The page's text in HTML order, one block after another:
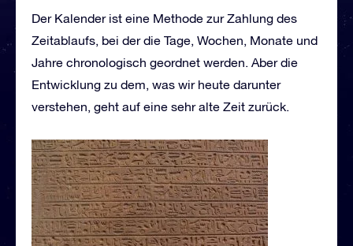
Der Kalender ist eine Methode zur Zahlung des
Zeitablaufs, bei der die Tage, Wochen, Monate und
Jahre chronologisch geordnet werden. Aber die
Entwicklung zu dem, was wir heute darunter
verstehen, geht auf eine sehr alte Zeit zurück.